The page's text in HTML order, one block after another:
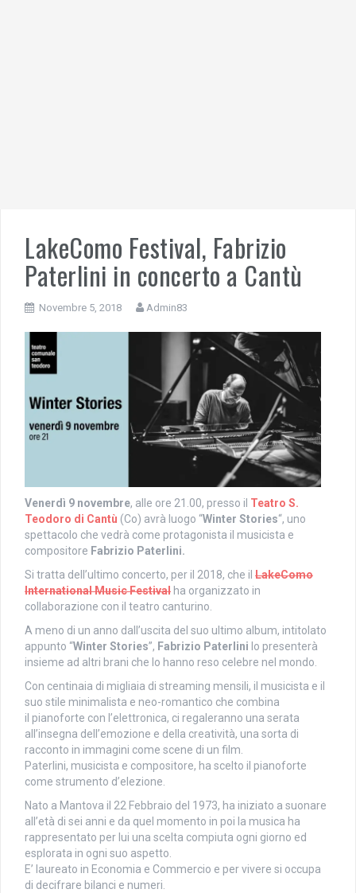
LakeComo Festival, Fabrizio
Paterlini in concerto a Cantù
Novembre 5, 2018 Admin83
Venerdì 9 novembre, alle ore 21.00, presso il Teatro S.
Teodoro di Cantù (Co) avrà luogo “Winter Stories“, uno
spettacolo che vedrà come protagonista il musicista e
compositore Fabrizio Paterlini.
Si tratta dell’ultimo concerto, per il 2018, che il LakeComo
International Music Festival ha organizzato in
collaborazione con il teatro canturino.
A meno di un anno dall’uscita del suo ultimo album, intitolato
appunto “Winter Stories”, Fabrizio Paterlini lo presenterà
insieme ad altri brani che lo hanno reso celebre nel mondo.
Con centinaia di migliaia di streaming mensili, il musicista e il
suo stile minimalista e neo-romantico che combina
il pianoforte con l’elettronica, ci regaleranno una serata
all’insegna dell’emozione e della creatività, una sorta di
racconto in immagini come scene di un film.
Paterlini, musicista e compositore, ha scelto il pianoforte
come strumento d’elezione.
Nato a Mantova il 22 Febbraio del 1973, ha iniziato a suonare
all’età di sei anni e da quel momento in poi la musica ha
rappresentato per lui una scelta compiuta ogni giorno ed
esplorata in ogni suo aspetto.
E’ laureato in Economia e Commercio e per vivere si occupa
di decifrare bilanci e numeri.